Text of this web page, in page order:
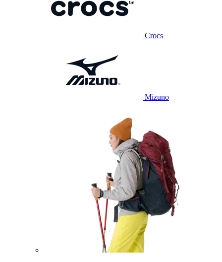
Crocs
Mizuno